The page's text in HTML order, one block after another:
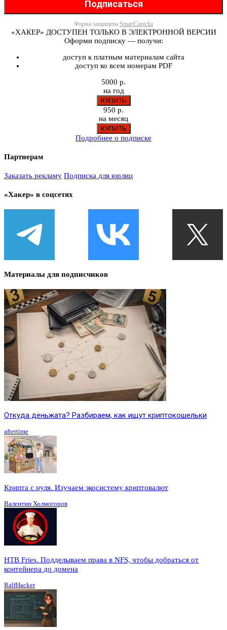
Форма защищена SmartCaptcha
«ХАКЕР» ДОСТУПЕН ТОЛЬКО В ЭЛЕКТРОННОЙ ВЕРСИИ
Оформи подписку — получи:
доступ к платным материалам сайта
доступ ко всем номерам PDF
5000 р.
на год
950 р.
на месяц
Подробнее о подписке
Партнерам
Заказать рекламу Подписка для юрлиц
«Хакер» в соцсетях
Материалы для подписчиков
Откуда деньжата? Разбираем, как ищут криптокошельки
aftertime
Крипта с нуля. Изучаем экосистему криптовалют
Валентин Холмогоров
HTB Fries. Подделываем права в NFS, чтобы добраться от
контейнера до домена
RalfHacker